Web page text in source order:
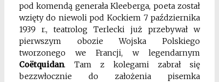
pod komendą generała Kleeberga, poeta został
wzięty do niewoli pod Kockiem 7 października
1939 r., teatrolog Terlecki już przebywał w
pierwszym obozie Wojska Polskiego
tworzonego we Francji, w legendarnym
Coëtquidan. Tam z kolegami zabrał się
bezzwłocznie do założenia pisemka